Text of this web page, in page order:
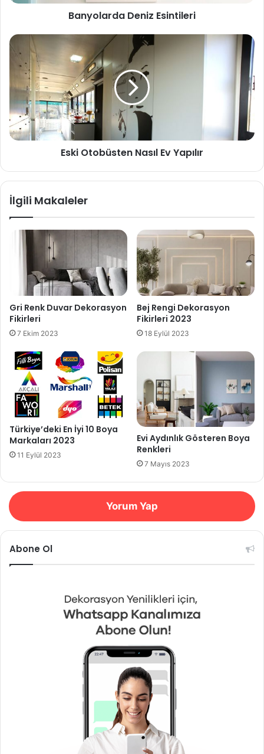
Banyolarda Deniz Esintileri
Eski Otobüsten Nasıl Ev Yapılır
İlgili Makaleler
Gri Renk Duvar Dekorasyon
Fikirleri
7 Ekim 2023
Bej Rengi Dekorasyon
Fikirleri 2023
18 Eylül 2023
Türkiye’deki En İyi 10 Boya
Markaları 2023
11 Eylül 2023
Evi Aydınlık Gösteren Boya
Renkleri
7 Mayıs 2023
Yorum Yap
Abone Ol